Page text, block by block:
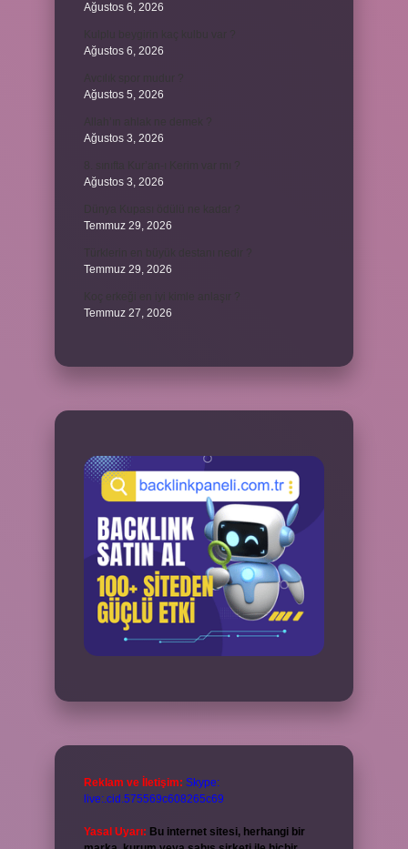
Ağustos 6, 2026
Ağustos 6, 2026
Ağustos 5, 2026
Ağustos 3, 2026
Ağustos 3, 2026
Temmuz 29, 2026
Temmuz 29, 2026
Temmuz 27, 2026
Reklam ve İletişim: Skype:
live:.cid.575569c608265c69
Yasal Uyarı: Bu internet sitesi, herhangi bir